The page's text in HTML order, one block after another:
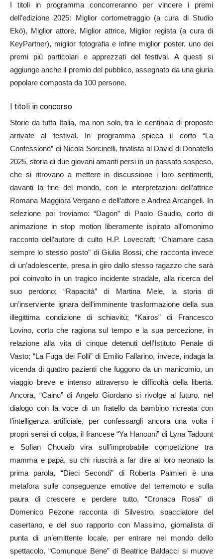
I titoli in programma concorreranno per vincere i premi
dell’edizione 2025: Miglior cortometraggio (a cura di Studio
Ekò), Miglior attore, Miglior attrice, Miglior regista (a cura di
KeyPartner), miglior fotografia e infine miglior poster, uno dei
premi più particolari e apprezzati del festival. A questi si
aggiunge anche il premio del pubblico, assegnato da una giuria
popolare composta da 100 persone.
I titoli in concorso
Storie da tutta Italia, ma non solo, tra le centinaia di proposte
arrivate al festival. In programma spicca il corto “La
Confessione” di Nicola Sorcinelli, finalista al David di Donatello
2025, storia di due giovani amanti persi in un passato sospeso,
che si ritrovano a mettere in discussione i loro sentimenti,
davanti la fine del mondo, con le interpretazioni dell’attrice
Romana Maggiora Vergano e dell’attore e Andrea Arcangeli. In
selezione poi troviamo: “Dagon” di Paolo Gaudio, corto di
animazione in stop motion liberamente ispirato all’omonimo
racconto dell’autore di culto H.P. Lovecraft; “Chiamare casa
sempre lo stesso posto” di Giulia Bossi, che racconta invece
di un’adolescente, presa in giro dallo stesso ragazzo che sarà
poi coinvolto in un tragico incidente stradale, alla ricerca del
suo perdono; “Rapacità” di Martina Mele, la storia di
un’inserviente ignara dell’imminente trasformazione della sua
illegittima condizione di schiavitù; “Kairos” di Francesco
Lovino, corto che ragiona sul tempo e la sua percezione, in
relazione alla vita di cinque detenuti dell’Istituto Penale di
Vasto; “La Fuga dei Folli” di Emilio Fallarino, invece, indaga la
vicenda di quattro pazienti che fuggono da un manicomio, un
viaggio breve e intenso attraverso le difficoltà della libertà.
Ancora, “Caino” di Angelo Giordano si rivolge al futuro, nel
dialogo con la voce di un fratello da bambino ricreata con
l’intelligenza artificiale, per confessargli ancora una volta i
propri sensi di colpa, il francese “Ya Hanouni” di Lyna Tadount
e Sofian Chouaib vira sull’improbabile competizione tra
mamma e papà, su chi riuscirà a far dire al loro neonato la
prima parola, “Dieci Secondi” di Roberta Palmieri è una
metafora sulle conseguenze emotive del terremoto e sulla
paura di crescere e perdere tutto, “Cronaca Rosa” di
Domenico Pezone racconta di Silvestro, spacciatore del
casertano, e del suo rapporto con Massimo, giornalista di
punta di un’emittente locale, per entrare nel mondo dello
spettacolo, “Comunque Bene” di Beatrice Baldacci si muove